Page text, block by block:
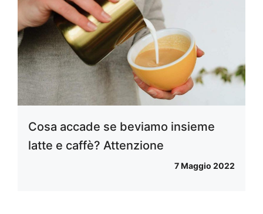
Cosa accade se beviamo insieme
latte e caffè? Attenzione
7 Maggio 2022